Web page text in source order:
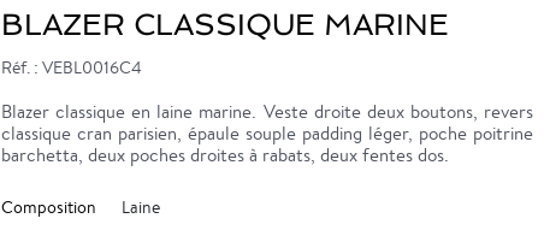
BLAZER CLASSIQUE MARINE
Réf. : VEBL0016C4
Blazer classique en laine marine. Veste droite deux boutons, revers
classique cran parisien, épaule souple padding léger, poche poitrine
barchetta, deux poches droites à rabats, deux fentes dos.
Composition
Laine